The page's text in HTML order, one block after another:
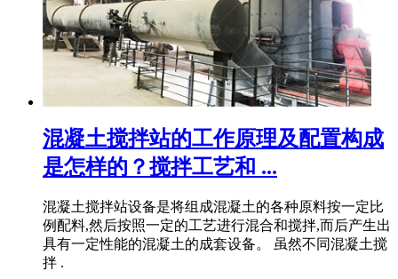
混凝土搅拌站的工作原理及配置构成
是怎样的？搅拌工艺和 ...
混凝土搅拌站设备是将组成混凝土的各种原料按一定比
例配料,然后按照一定的工艺进行混合和搅拌,而后产生出
具有一定性能的混凝土的成套设备。 虽然不同混凝土搅
拌 .